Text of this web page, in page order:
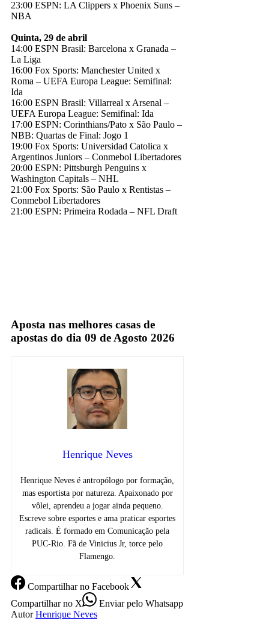
23:00 ESPN: LA Clippers x Phoenix Suns –
NBA
Quinta, 29 de abril
14:00 ESPN Brasil: Barcelona x Granada –
La Liga
16:00 Fox Sports: Manchester United x
Roma – UEFA Europa League: Semifinal:
Ida
16:00 ESPN Brasil: Villarreal x Arsenal –
UEFA Europa League: Semifinal: Ida
17:00 ESPN: Corinthians/Pato x São Paulo –
NBB: Quartas de Final: Jogo 1
19:00 Fox Sports: Universidad Catolica x
Argentinos Juniors – Conmebol Libertadores
20:00 ESPN: Pittsburgh Penguins x
Washington Capitals – NHL
21:00 Fox Sports: São Paulo x Rentistas –
Conmebol Libertadores
21:00 ESPN: Primeira Rodada – NFL Draft
Aposta nas melhores casas de
apostas do dia 09 de Agosto 2026
Henrique Neves
Henrique Neves é antropólogo por formação,
mas esportista por natureza. Apaixonado por
vôlei, aprendeu a jogar ainda pequeno.
Escreve sobre esportes e ama praticar esportes
radicais. É formado em Comunicação pela
PUC-Rio. Fã de Vinicius Jr, torce pelo
Flamengo.
Compartilharno Facebook
Compartilharno X Enviarpelo Whatsapp
Autor Henrique Neves